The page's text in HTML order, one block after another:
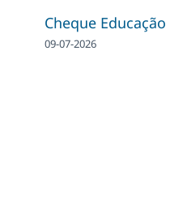
Cheque
09-07-2026